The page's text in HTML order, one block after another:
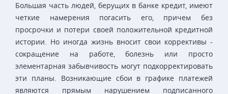
Большая часть людей, берущих в банке кредит, имеют
четкие намерения погасить его, причем без
просрочки и потери своей положительной кредитной
истории. Но иногда жизнь вносит свои коррективы -
сокращение на работе, болезнь или просто
элементарная забывчивость могут подкорректировать
эти планы. Возникающие сбои в графике платежей
являются прямым нарушением подписанного